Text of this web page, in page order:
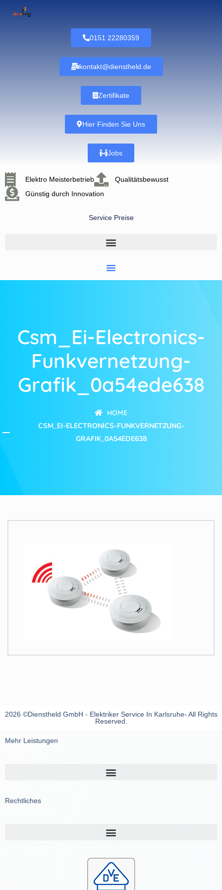
0151 22280359
kontakt@dienstheld.de
Zertifikate
Hier Finden Sie Uns
Jobs
Elektro Meisterbetrieb
Qualitätsbewusst
Günstig durch Innovation
Service Preise
Csm_Ei-Electronics-
Funkvernetzung-
Grafik_0a54ede638
HOME
CSM_EI-ELECTRONICS-FUNKVERNETZUNG-
GRAFIK_0A54EDE638
2026 ©Dienstheld GmbH - Elektriker Service In Karlsruhe- All Rights
Reserved.
Mehr Leistungen
Rechtliches